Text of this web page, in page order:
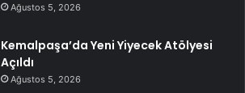
Ağustos 5, 2026
Kemalpaşa’da Yeni Yiyecek Atölyesi
Açıldı
Ağustos 5, 2026